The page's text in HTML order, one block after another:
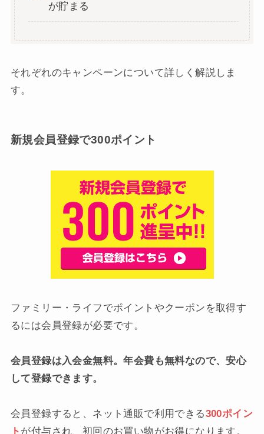
が貯まる
それぞれのキャンペーンについて詳しく解説しま
す。
新規会員登録で300ポイント
ファミリー・ライフでポイントやクーポンを取得す
るには会員登録が必要です。
会員登録は入会金無料。年会費も無料なので、安心
して登録できます。
会員登録すると、ネット通販で利用できる300ポイン
ト が付与され、初回のお買い物がお得になります。